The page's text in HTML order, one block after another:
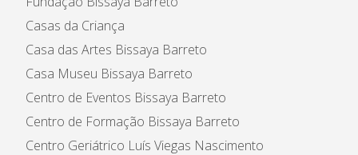
Casas da Criança
Casa das Artes Bissaya Barreto
Casa Museu Bissaya Barreto
Centro de Eventos Bissaya Barreto
Centro de Formação Bissaya Barreto
Centro Geriátrico Luís Viegas Nascimento